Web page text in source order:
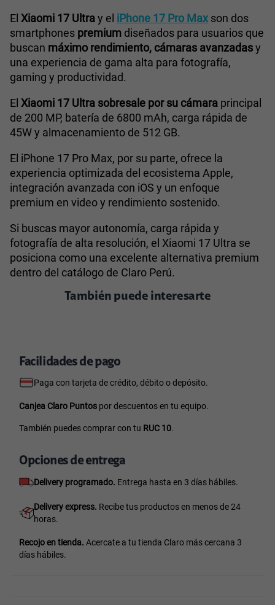
El Xiaomi 17 Ultray el iPhone 17 Pro Maxson dos
smartphones premium diseñados para usuarios que
buscan máximo rendimiento, cámaras avanzadasy
una experiencia de gama alta para fotografía,
gaming y productividad.
El Xiaomi 17 Ultra sobresale por su cámara principal
de 200 MP, batería de 6800 mAh, carga rápida de
45W y almacenamiento de 512 GB.
El iPhone 17 Pro Max, por su parte, ofrece la
experiencia optimizada del ecosistema Apple,
integración avanzada con iOS y un enfoque
premium en video y rendimiento sostenido.
Si buscas mayor autonomía, carga rápida y
fotografía de alta resolución, el Xiaomi 17 Ultra se
posiciona como una excelente alternativa premium
dentro del catálogo de Claro Perú.
También puede interesarte
Facilidades de pago
Paga con tarjeta de crédito, débito o depósito.
Canjea Claro Puntos por descuentos en tu equipo.
También puedes comprar con tu RUC 10.
Opciones de entrega
Delivery programado. Entrega hasta en 3 días hábiles.
Delivery express. Recibe tus productos en menos de 24
horas.
Recojo en tienda. Acercate a tu tienda Claro más cercana 3
días hábiles.